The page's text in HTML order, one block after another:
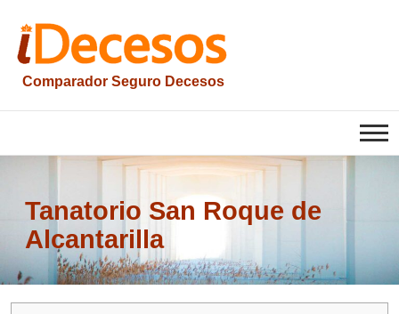
contenido
Comparador Seguro Decesos
iesquelas
Tanatorio San Roque de
Alcantarilla